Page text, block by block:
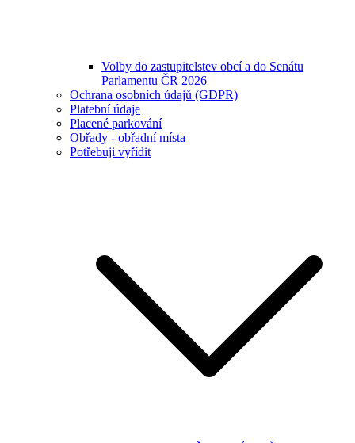
Volby do zastupitelstev obcí a do Senátu
Parlamentu ČR 2026
Ochrana osobních údajů (GDPR)
Platební údaje
Placené parkování
Obřady - obřadní místa
Potřebuji vyřídit